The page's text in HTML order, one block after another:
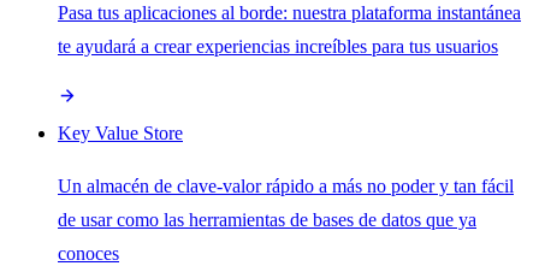
Pasa tus aplicaciones al borde: nuestra plataforma instantánea
te ayudará a crear experiencias increíbles para tus usuarios
Key Value Store
Un almacén de clave-valor rápido a más no poder y tan fácil
de usar como las herramientas de bases de datos que ya
conoces